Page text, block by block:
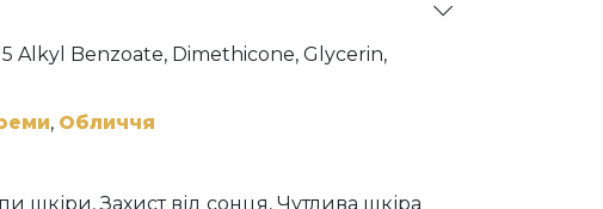
Alkyl Benzoate, Dimethicone, Glycerin,
4 Isostearate, Cetyl PEG/PPG-
Triglyceride, Triethoxysilylethyl
Caprylyl Glycol, Ethylhexylglycerin,
, Обличчя
шкіри, Захист від сонця, Чутлива шкіра